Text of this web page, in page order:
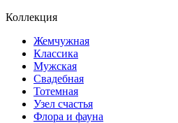
Коллекция
Жемчужная
Классика
Мужская
Свадебная
Тотемная
Узел счастья
Флора и фауна